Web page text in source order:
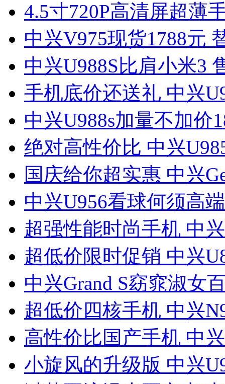
4.5寸720P高清屏超薄
中兴V975现货1788元
中兴U988S比肩小米3
手机底价还送礼 中兴
中兴U988s加量不加价
绝对高性价比 中兴
国庆给你超实惠 中兴
中兴U956看球何须高
超强性能时尚手机 中
超低价限时促销 中兴
中兴Grand S窈窕淑女
超低价四核手机 中兴
高性价比国产手机 中
小旋风的升级版 中兴